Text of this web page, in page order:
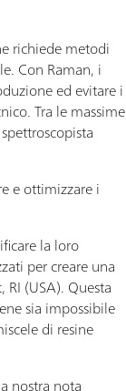
richiede metodi
Con Raman, i
ed evitare i
Tra le massime
e ottimizzare i
la loro
per creare una
(USA). Questa
sia impossibile
di resine
nostra nota